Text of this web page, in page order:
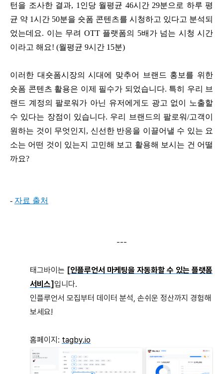
턴을 조사한 결과, 1인당 월평균 46시간 29분으로 하루 평
균 약 1시간 50분을 숏폼 콘텐츠를 시청하고 있다고 분석되
었는데요. 이는 무려 OTT 플랫폼의 5배가 넘는 시청 시간
이라고 해요! (월평균 9시간 15분)
이러한 대숏폼시장의 시대에 맞추어 브랜드 홍보를 위한
숏폼 콘텐츠 활용은 이제 필수가 되었습니다. 특히 우리 브
랜드 계정의 팔로워가 아닌 유저에게도 광고 없이 노출할
수 있다는 장점이 있습니다. 우리 브랜드의 팔로워/고객이
원하는 것이 무엇인지, 신선한 반응을 이끌어낼 수 있는 요
소는 어떤 것이 있는지 고민해 보고 활용해 보시는 건 어떨
까요?
- 자료 출처
---
태그바이는 [인플루언서 마케팅을 자동화할 수 있는 플랫폼
서비스]입니다.
인플루언서 모집부터 데이터 분석, 손쉬운 정산까지 경험해
보세요!
홈페이지: tagby.io